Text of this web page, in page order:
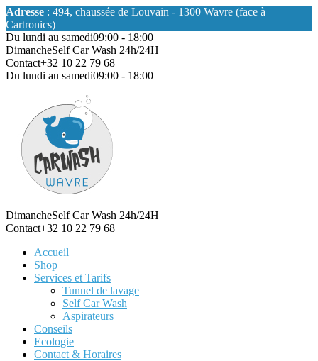
Adresse : 494, chaussée de Louvain - 1300 Wavre (face à
Cartronics)
Du lundi au samedi09:00 - 18:00
DimancheSelf Car Wash 24h/24H
Contact+32 10 22 79 68
Du lundi au samedi09:00 - 18:00
DimancheSelf Car Wash 24h/24H
Contact+32 10 22 79 68
Accueil
Shop
Services et Tarifs
Tunnel de lavage
Self Car Wash
Aspirateurs
Conseils
Ecologie
Contact & Horaires